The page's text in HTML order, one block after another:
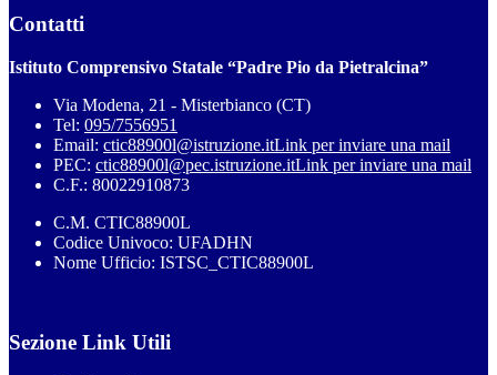
Contatti
Istituto Comprensivo Statale “Padre Pio da Pietralcina”
Via Modena, 21 - Misterbianco (CT)
Tel: 095/7556951
Email: ctic88900l@istruzione.itLink per inviare una mail
PEC: ctic88900l@pec.istruzione.itLink per inviare una mail
C.F.: 80022910873
C.M. CTIC88900L
Codice Univoco: UFADHN
Nome Ufficio: ISTSC_CTIC88900L
Sezione Link Utili